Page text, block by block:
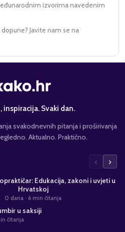
izvorima navedenim
Javite nam se na
inspiracija. Svaki dan.
svakodnevnih pitanja i proširivanja
Aktualno. Praktično.
‹ ›
Edukacija, zakoni i uvjeti u
Hrvatskoj
0 dana · 6 min čitanja
u saksiji
čitanja